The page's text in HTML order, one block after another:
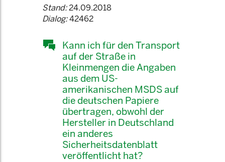
Stand:24.09.2018
Dialog:42462
Kann ich für den Transport
auf der Straße in
Kleinmengen die Angaben
aus dem US-
amerikanischen MSDS auf
die deutschen Papiere
übertragen, obwohl der
Hersteller in Deutschland
ein anderes
Sicherheitsdatenblatt
veröffentlicht hat?